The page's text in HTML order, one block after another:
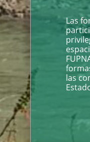
Las
las